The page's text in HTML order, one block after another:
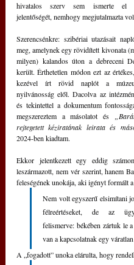
hivatalos szerv sem ismerte el
jelentőségét, nemhogy megjutalmazta
Szerencsénkre: szibériai utazásait
meg, amelynek egy rövidített kivonata
milyen) kalandos úton a debreceni
került. Érthetetlen módon ezt az
kezével írt rövid naplót a
nyilvánosság elől. Dacolva az
és tekintettel a dokumentum
megszereztem a másolatot és
rejtegetett kéziratának leirata és
2024-ben kiadtam.
Ekkor jelentkezett egy eddig
leszármazott, nem vér szerint, hanem
feleségének unokája, aki igényt formált
Nem volt egyszerű elsimítani
félreértéseket, de az
felismerve: békében zártuk le
van a kapcsolatnak egy
A „fogadott” unoka elárulta, hogy